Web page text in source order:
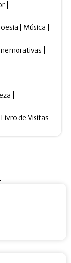
Música
Livro de Visitas